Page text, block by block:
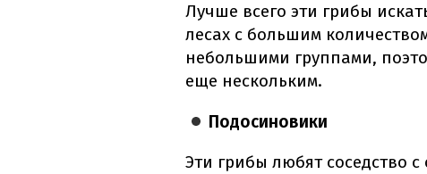
Лучше всего эти грибы
лесах с большим
небольшими группами,
еще нескольким.
Подосиновики
Эти грибы любят соседство